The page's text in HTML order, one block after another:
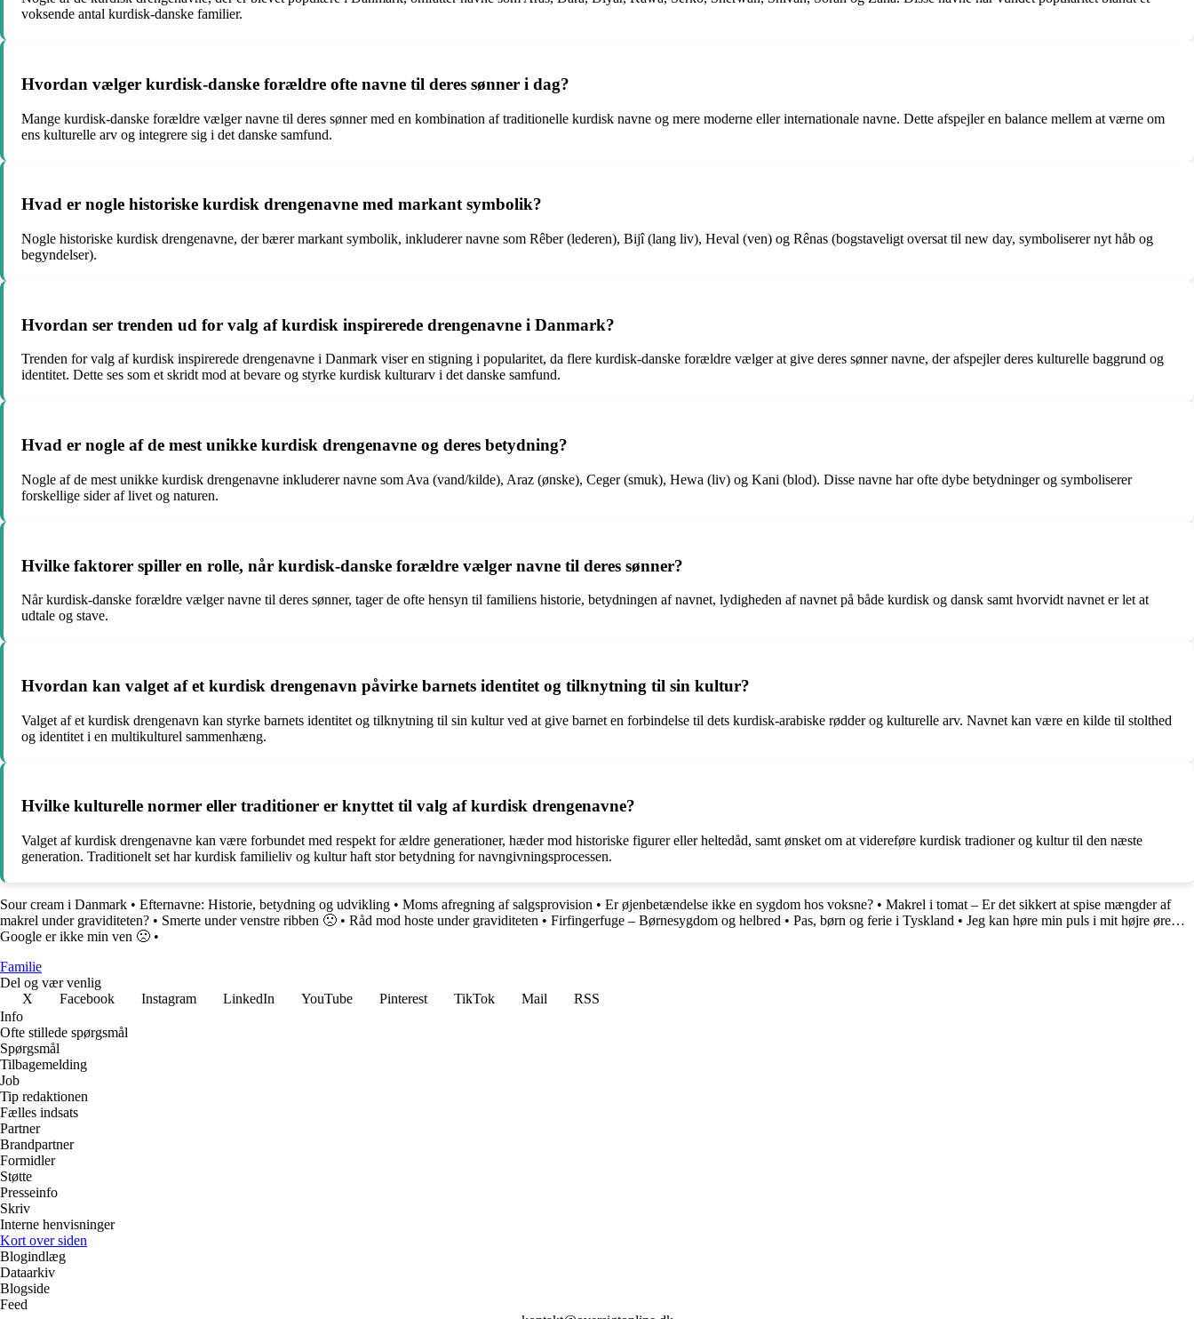
voksende antal kurdisk-danske familier.
Hvordan vælger kurdisk-danske forældre ofte navne til deres sønner i dag?
Mange kurdisk-danske forældre vælger navne til deres sønner med en kombination af traditionelle kurdisk navne og mere moderne eller internationale navne. Dette afspejler en balance mellem at værne om
ens kulturelle arv og integrere sig i det danske samfund.
Hvad er nogle historiske kurdisk drengenavne med markant symbolik?
Nogle historiske kurdisk drengenavne, der bærer markant symbolik, inkluderer navne som Rêber (lederen), Bijî (lang liv), Heval (ven) og Rênas (bogstaveligt oversat til new day, symboliserer nyt håb og
begyndelser).
Hvordan ser trenden ud for valg af kurdisk inspirerede drengenavne i Danmark?
Trenden for valg af kurdisk inspirerede drengenavne i Danmark viser en stigning i popularitet, da flere kurdisk-danske forældre vælger at give deres sønner navne, der afspejler deres kulturelle baggrund og
identitet. Dette ses som et skridt mod at bevare og styrke kurdisk kulturarv i det danske samfund.
Hvad er nogle af de mest unikke kurdisk drengenavne og deres betydning?
Nogle af de mest unikke kurdisk drengenavne inkluderer navne som Ava (vand/kilde), Araz (ønske), Ceger (smuk), Hewa (liv) og Kani (blod). Disse navne har ofte dybe betydninger og symboliserer
forskellige sider af livet og naturen.
Hvilke faktorer spiller en rolle, når kurdisk-danske forældre vælger navne til deres sønner?
Når kurdisk-danske forældre vælger navne til deres sønner, tager de ofte hensyn til familiens historie, betydningen af navnet, lydigheden af navnet på både kurdisk og dansk samt hvorvidt navnet er let at
udtale og stave.
Hvordan kan valget af et kurdisk drengenavn påvirke barnets identitet og tilknytning til sin kultur?
Valget af et kurdisk drengenavn kan styrke barnets identitet og tilknytning til sin kultur ved at give barnet en forbindelse til dets kurdisk-arabiske rødder og kulturelle arv. Navnet kan være en kilde til stolthed
og identitet i en multikulturel sammenhæng.
Hvilke kulturelle normer eller traditioner er knyttet til valg af kurdisk drengenavne?
Valget af kurdisk drengenavne kan være forbundet med respekt for ældre generationer, hæder mod historiske figurer eller heltedåd, samt ønsket om at videreføre kurdisk tradioner og kultur til den næste
generation. Traditionelt set har kurdisk familieliv og kultur haft stor betydning for navngivningsprocessen.
Sour cream i Danmark • Efternavne: Historie, betydning og udvikling • Moms afregning af salgsprovision • Er øjenbetændelse ikke en sygdom hos voksne? • Makrel i tomat – Er det sikkert at spise mængder af
makrel under graviditeten? • Smerte under venstre ribben 🙁 • Råd mod hoste under graviditeten • Firfingerfuge – Børnesygdom og helbred • Pas, børn og ferie i Tyskland • Jeg kan høre min puls i mit højre øre…
Google er ikke min ven 🙁 •
Familie
Del og vær venlig
X
Facebook Instagram LinkedIn YouTube Pinterest TikTok Mail
RSS
Info
Ofte stillede spørgsmål
Spørgsmål
Tilbagemelding
Job
Tip redaktionen
Fælles indsats
Partner
Brandpartner
Formidler
Støtte
Presseinfo
Skriv
Interne henvisninger
Kort over siden
Blogindlæg
Dataarkiv
Blogside
Feed